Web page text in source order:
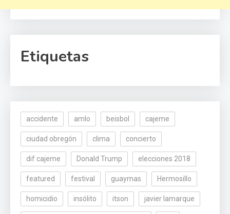
Etiquetas
accidente amlo beisbol cajeme
ciudad obregón clima concierto
dif cajeme Donald Trump elecciones 2018
featured festival guaymas Hermosillo
homicidio insólito itson javier lamarque